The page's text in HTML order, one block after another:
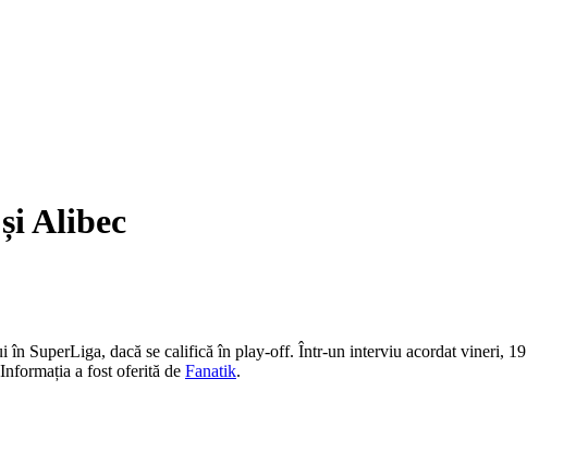
Alibec
în SuperLiga, dacă se califică în play-off. Într-un interviu acordat vineri, 19
a fost oferită de Fanatik.